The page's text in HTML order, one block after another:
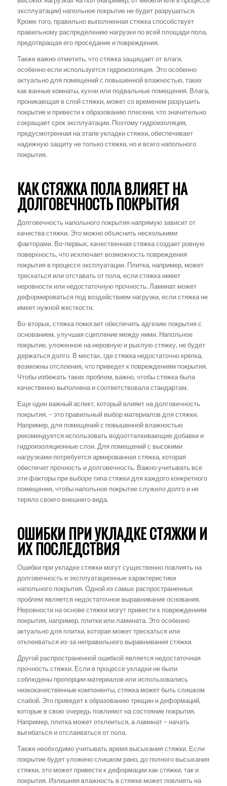
эксплуатации) напольное покрытие не будет разрушаться.
Кроме того, правильно выполненная стяжка способствует
правильному распределению нагрузки по всей площади пола,
предотвращая его проседание и повреждения.
Также важно отметить, что стяжка защищает от влаги,
особенно если используется гидроизоляция. Это особенно
актуально для помещений с повышенной влажностью, таких
как ванные комнаты, кухни или подвальные помещения. Влага,
проникающая в слой стяжки, может со временем разрушить
покрытие и привести к образованию плесени, что значительно
сокращает срок эксплуатации. Поэтому гидроизоляция,
предусмотренная на этапе укладки стяжки, обеспечивает
надежную защиту не только стяжки, но и всего напольного
покрытия.
КАК СТЯЖКА ПОЛА ВЛИЯЕТ НА
ДОЛГОВЕЧНОСТЬ ПОКРЫТИЯ
Долговечность напольного покрытия напрямую зависит от
качества стяжки. Это можно объяснить несколькими
факторами. Во-первых, качественная стяжка создает ровную
поверхность, что исключает возможность повреждения
покрытия в процессе эксплуатации. Плитка, например, может
трескаться или отставать от пола, если стяжка имеет
неровности или недостаточную прочность. Ламинат может
деформироваться под воздействием нагрузки, если стяжка не
имеет нужной жесткости.
Во-вторых, стяжка помогает обеспечить адгезию покрытия с
основанием, улучшая сцепление между ними. Напольное
покрытие, уложенное на неровную и рыхлую стяжку, не будет
держаться долго. В местах, где стяжка недостаточно крепка,
возможны отслоения, что приведет к повреждениям покрытия.
Чтобы избежать таких проблем, важно, чтобы стяжка была
качественно выполнена и соответствовала стандартам.
Еще один важный аспект, который влияет на долговечность
покрытия, – это правильный выбор материалов для стяжки.
Например, для помещений с повышенной влажностью
рекомендуется использовать водоотталкивающие добавки и
гидроизоляционные слои. Для помещений с высокими
нагрузками потребуется армированная стяжка, которая
обеспечит прочность и долговечность. Важно учитывать все
эти факторы при выборе типа стяжки для каждого конкретного
помещения, чтобы напольное покрытие служило долго и не
теряло своего внешнего вида.
ОШИБКИ ПРИ УКЛАДКЕ СТЯЖКИ И
ИХ ПОСЛЕДСТВИЯ
Ошибки при укладке стяжки могут существенно повлиять на
долговечность и эксплуатационные характеристики
напольного покрытия. Одной из самых распространенных
проблем является недостаточное выравнивание основания.
Неровности на основе стяжки могут привести к повреждениям
покрытия, например, плитки или ламината. Это особенно
актуально для плитки, которая может трескаться или
отклеиваться из-за неправильного выравнивания стяжки.
Другой распространенной ошибкой является недостаточная
прочность стяжки. Если в процессе укладки не были
соблюдены пропорции материалов или использовались
низкокачественные компоненты, стяжка может быть слишком
слабой. Это приведет к образованию трещин и деформаций,
которые в свою очередь повлияют на состояние покрытия.
Например, плитка может отклеиться, а ламинат – начать
выгибаться и отслаиваться от пола.
Также необходимо учитывать время высыхания стяжки. Если
покрытие будет уложено слишком рано, до полного высыхания
стяжки, это может привести к деформации как стяжки, так и
покрытия. Излишняя влажность в стяжке может повлиять на